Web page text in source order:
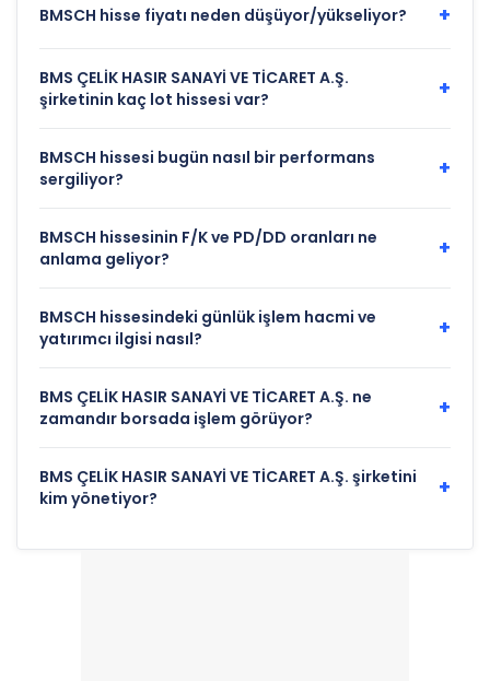
BMSCH hisse fiyatı neden düşüyor/yükseliyor? +
BMS ÇELİK HASIR SANAYİ VE TİCARET A.Ş.
şirketinin kaç lot hissesi var?
+
BMSCH hissesi bugün nasıl bir performans
sergiliyor?
+
BMSCH hissesinin F/K ve PD/DD oranları ne
anlama geliyor?
+
BMSCH hissesindeki günlük işlem hacmi ve
yatırımcı ilgisi nasıl?
+
BMS ÇELİK HASIR SANAYİ VE TİCARET A.Ş. ne
zamandır borsada işlem görüyor?
+
BMS ÇELİK HASIR SANAYİ VE TİCARET A.Ş. şirketini
kim yönetiyor?
+